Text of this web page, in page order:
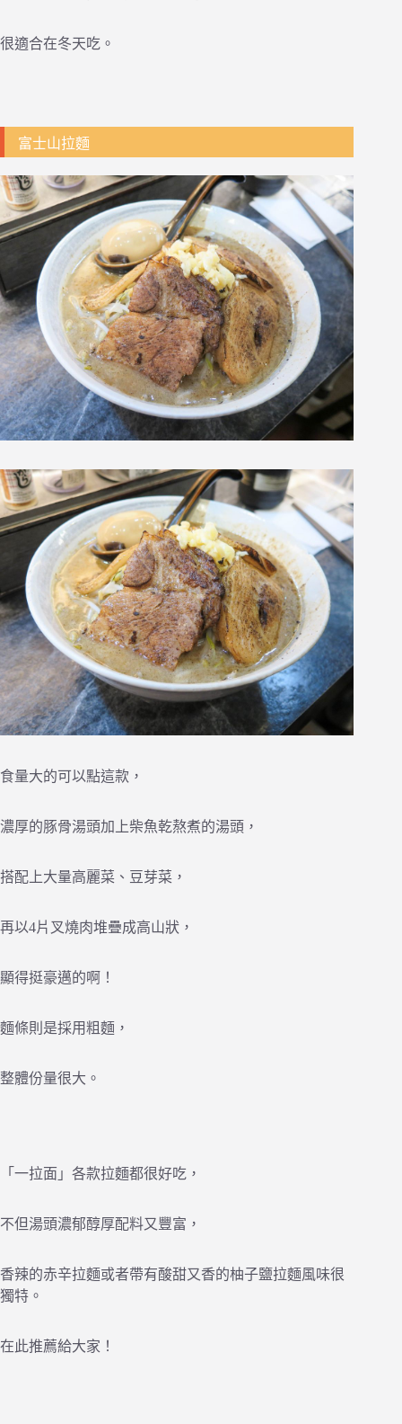
很適合在冬天吃。
富士山拉麵
食量大的可以點這款，
濃厚的豚骨湯頭加上柴魚乾熬煮的湯頭，
搭配上大量高麗菜、豆芽菜，
再以4片叉燒肉堆疊成高山狀，
顯得挺豪邁的啊！
麵條則是採用粗麵，
整體份量很大。
「一拉面」各款拉麵都很好吃，
不但湯頭濃郁醇厚配料又豐富，
香辣的赤辛拉麵或者帶有酸甜又香的柚子鹽拉麵風味很
獨特。
在此推薦給大家！